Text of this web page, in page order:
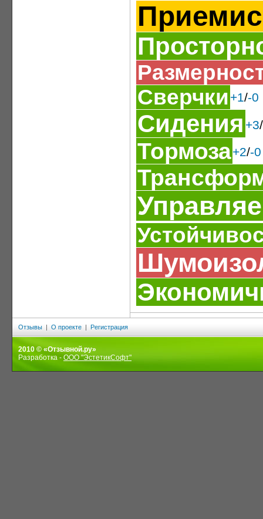
Сверчки +1/-0
Сидения +3/
Тормоза+2/-0
Отзывы | О проекте | Регистрация
2010 © «Отзывной.ру»
Разработка - ООО "ЭстетикСофт"